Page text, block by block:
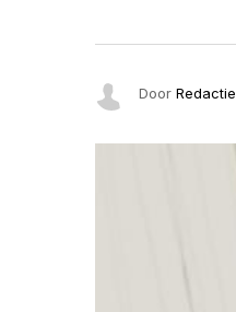
Door Redactie